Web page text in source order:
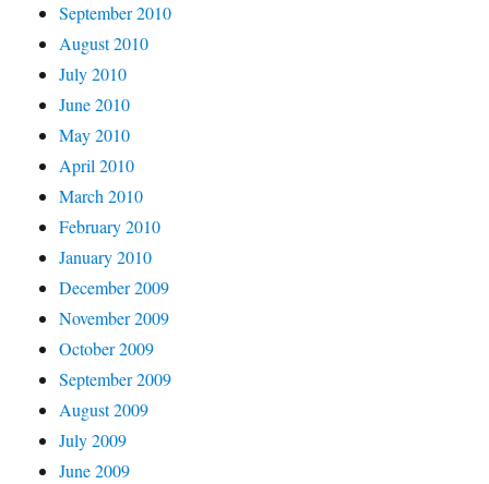
September 2010
August 2010
July 2010
June 2010
May 2010
April 2010
March 2010
February 2010
January 2010
December 2009
November 2009
October 2009
September 2009
August 2009
July 2009
June 2009